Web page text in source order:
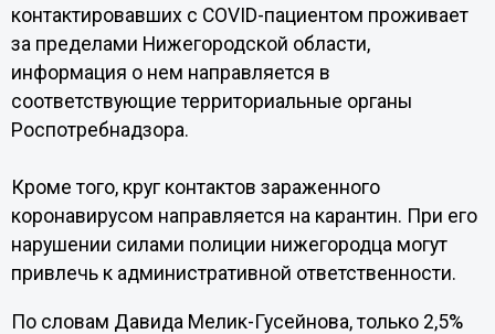
контактировавших с COVID-пациентом проживает
за пределами Нижегородской области,
информация о нем направляется в
соответствующие территориальные органы
Роспотребнадзора.
Кроме того, круг контактов зараженного
коронавирусом направляется на карантин. При его
нарушении силами полиции нижегородца могут
привлечь к административной ответственности.
По словам Давида Мелик-Гусейнова, только 2,5%